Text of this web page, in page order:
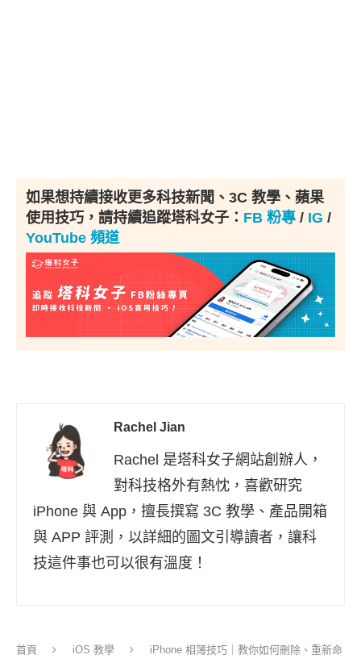
如果想持續接收更多科技新聞、3C 教學、蘋果
使用技巧，請持續追蹤塔科女子： FB 粉專 / IG /
YouTube 頻道
Rachel Jian
Rachel 是塔科女子網站創辦人，
對科技格外有熱忱，喜歡研究
iPhone 與 App，擅長撰寫 3C 教學、產品開箱
與 APP 評測，以詳細的圖文引導讀者，讓科
技這件事也可以很有溫度！
首頁 iOS 教學
iPhone 相簿技巧｜教你如何刪除、重新命